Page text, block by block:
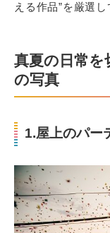
える作品”を厳選し
真夏の日常
の写真
1.屋上のパー